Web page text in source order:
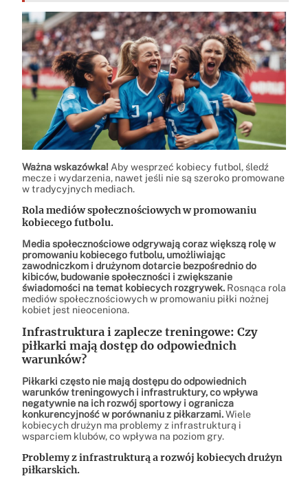
Ważna wskazówka! Aby wesprzeć kobiecy futbol, śledź
mecze i wydarzenia, nawet jeśli nie są szeroko promowane
w tradycyjnych mediach.
Rola mediów społecznościowych w promowaniu
kobiecego futbolu.
Media społecznościowe odgrywają coraz większą rolę w
promowaniu kobiecego futbolu, umożliwiając
zawodniczkom i drużynom dotarcie bezpośrednio do
kibiców, budowanie społeczności i zwiększanie
świadomości na temat kobiecych rozgrywek. Rosnąca rola
mediów społecznościowych w promowaniu piłki nożnej
kobiet jest nieoceniona.
Infrastruktura i zaplecze treningowe: Czy
piłkarki mają dostęp do odpowiednich
warunków?
Piłkarki często nie mają dostępu do odpowiednich
warunków treningowych i infrastruktury, co wpływa
negatywnie na ich rozwój sportowy i ogranicza
konkurencyjność w porównaniu z piłkarzami.Wiele
kobiecych drużyn ma problemy z infrastrukturą i
wsparciem klubów, co wpływa na poziom gry.
Problemy z infrastrukturą a rozwój kobiecych drużyn
piłkarskich.